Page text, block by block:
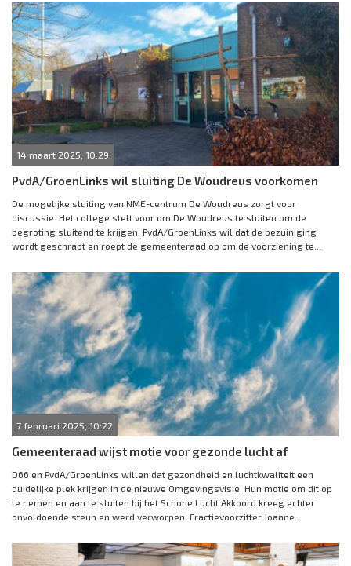
14 maart 2025, 10:29
PvdA/GroenLinks wil sluiting De Woudreus voorkomen
De mogelijke sluiting van NME-centrum De Woudreus zorgt voor
discussie. Het college stelt voor om De Woudreus te sluiten om de
begroting sluitend te krijgen. PvdA/GroenLinks wil dat de bezuiniging
wordt geschrapt en roept de gemeenteraad op om de voorziening te...
7 februari 2025, 10:22
Gemeenteraad wijst motie voor gezonde lucht af
D66 en PvdA/GroenLinks willen dat gezondheid en luchtkwaliteit een
duidelijke plek krijgen in de nieuwe Omgevingsvisie. Hun motie om dit op
te nemen en aan te sluiten bij het Schone Lucht Akkoord kreeg echter
onvoldoende steun en werd verworpen. Fractievoorzitter Joanne...